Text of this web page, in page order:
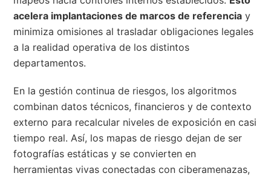
acelera implantaciones de marcos de referencia y
minimiza omisiones al trasladar obligaciones legales
a la realidad operativa de los distintos
departamentos.
En la gestión continua de riesgos, los algoritmos
combinan datos técnicos, financieros y de contexto
externo para recalcular niveles de exposición en casi
tiempo real. Así, los mapas de riesgo dejan de ser
fotografías estáticas y se convierten en
herramientas vivas conectadas con ciberamenazas,